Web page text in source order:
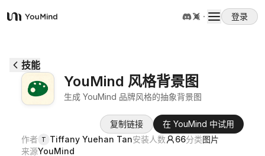
YouMind
登录
使用案例
技能
YouMind 风格背景图
生成 YouMind 品牌风格的抽象背景图
复制链接
在 YouMind 中试用
作者 T Tiffany Yuehan Tan安装人数 66分类图片
来源YouMind